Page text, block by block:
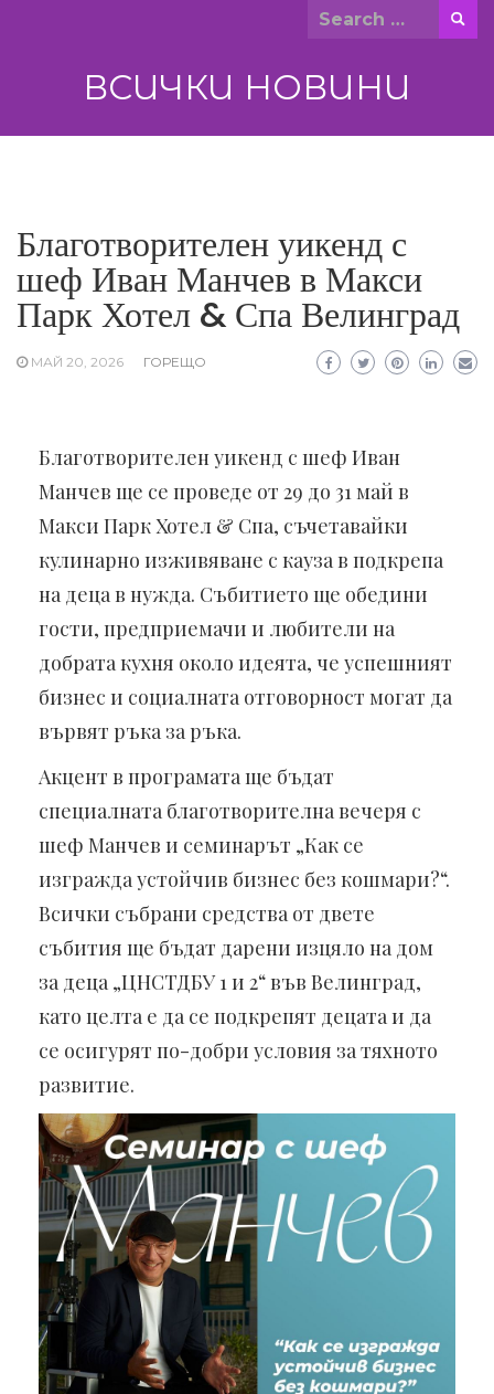
Search
ВСИЧКИ НОВИНИ
Благотворителен уикенд с
шеф Иван Манчев в Макси
Парк Хотел & Спа Велинград
МАЙ 20, 2026 ГОРЕЩО
Благотворителен уикенд с шеф Иван
Манчев ще се проведе от 29 до 31 май в
Макси Парк Хотел & Спа, съчетавайки
кулинарно изживяване с кауза в подкрепа
на деца в нужда. Събитието ще обедини
гости, предприемачи и любители на
добрата кухня около идеята, че успешният
бизнес и социалната отговорност могат да
вървят ръка за ръка.
Акцент в програмата ще бъдат
специалната благотворителна вечеря с
шеф Манчев и семинарът „Как се
изгражда устойчив бизнес без кошмари?“.
Всички събрани средства от двете
събития ще бъдат дарени изцяло на дом
за деца „ЦНСТДБУ 1 и 2“ във Велинград,
като целта е да се подкрепят децата и да
се осигурят по-добри условия за тяхното
развитие.